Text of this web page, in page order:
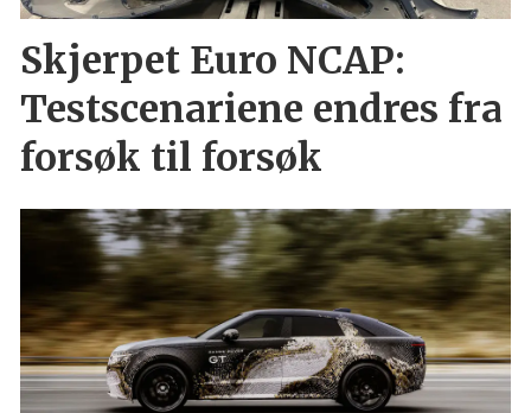
Skjerpet Euro NCAP:
Testscenariene endres fra
forsøk til forsøk